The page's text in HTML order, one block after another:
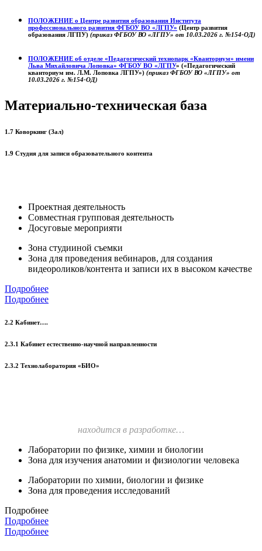
ПОЛОЖЕНИЕ о Центре развития образования Института
профессионального развития ФГБОУ ВО «ЛГПУ» (Центр развития
образования ЛГПУ) (приказ ФГБОУ ВО «ЛГПУ» от 10.03.2026 г. №154-ОД)
ПОЛОЖЕНИЕ об отделе «Педагогический технопарк «Кванториум» имени
Льва Михайловича Лоповка» ФГБОУ ВО «ЛГПУ» («Педагогический
кванториум им. Л.М. Лоповка ЛГПУ») (приказ ФГБОУ ВО «ЛГПУ» от
10.03.2026 г. №154-ОД)
Материально-техническая база
1.7 Коворкинг (Зал)
1.9 Студия для записи образовательного контента
Проектная деятельность
Совместная групповая деятельность
Досуговые мероприяти
Зона студииной съемки
Зона для проведения вебинаров, для создания
видеороликов/контента и записи их в высоком качестве
Подробнее
Подробнее
2.2 Кабинет….
2.3.1 Кабинет естественно-научной направленности
2.3.2 Технолаборатория «БИО»
находится в разработке…
Лаборатории по физике, химии и биологии
Зона для изучения анатомии и физиологии человека
Лаборатории по химии, биологии и физике
Зона для проведения исследований
Подробнее
Подробнее
Подробнее